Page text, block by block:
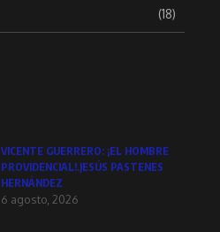
(18)
VICENTE GUERRERO: ¡EL HOMBRE
PROVIDENCIAL!.JESÚS PASTENES
HERNÁNDEZ
6 agosto, 2026